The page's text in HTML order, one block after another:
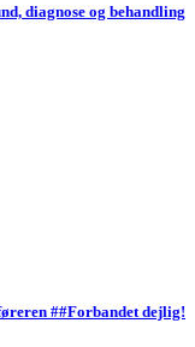
diagnose og behandling
Forbandet dejlig!
##